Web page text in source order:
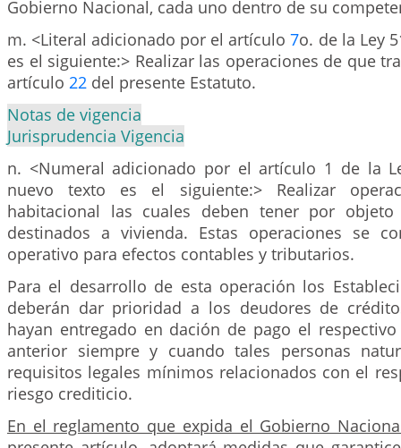
Gobierno Nacional, cada uno dentro de su
m. <Literal adicionado por el artículo7o. de la Ley
es el siguiente:> Realizar las operaciones de que
artículo 22 del presente Estatuto.
Notas de vigencia
Jurisprudencia Vigencia
n. <Numeral adicionado por el artículo 1 de la
nuevo texto es el siguiente:> Realizar
habitacional las cuales deben tener por objeto
destinados a vivienda. Estas operaciones se
operativo para efectos contables y tributarios.
Para el desarrollo de esta operación los
deberán dar prioridad a los deudores de
hayan entregado en dación de pago el
anterior siempre y cuando tales personas
requisitos legales mínimos relacionados con el
riesgo crediticio.
En el reglamento que expida el Gobierno